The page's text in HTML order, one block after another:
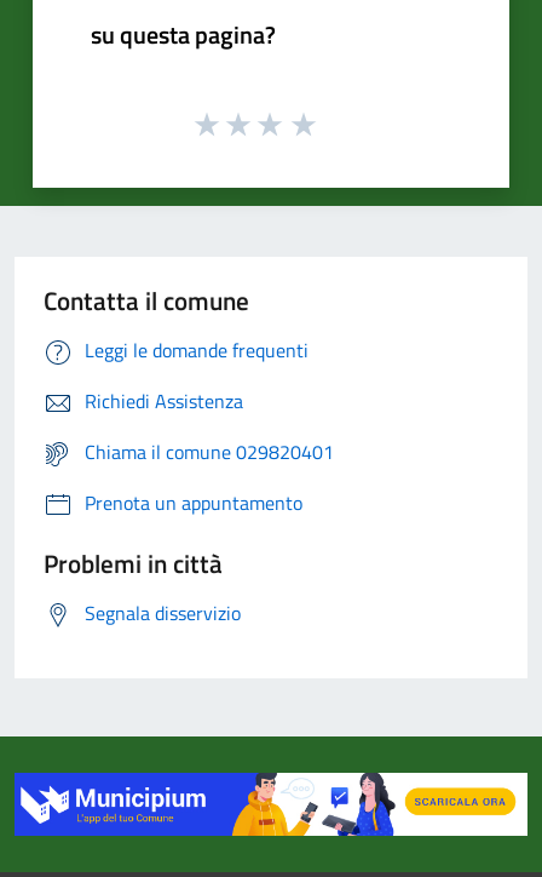
su questa pagina?
Contatta il comune
Leggi le domande frequenti
Richiedi Assistenza
Chiama il comune 029820401
Prenota un appuntamento
Problemi in città
Segnala disservizio